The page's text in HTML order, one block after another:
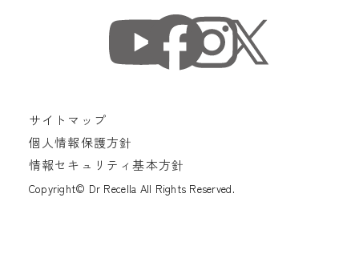
サイトマップ
個人情報保護方針
情報セキュリティ基本方針
Copyright© Dr Recella All Rights Reserved.